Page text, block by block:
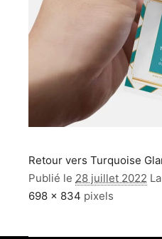
Retour vers Turquoise
Publié le 28 juillet 2022
698 × 834 pixels